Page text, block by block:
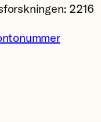
2216